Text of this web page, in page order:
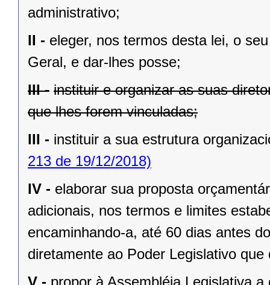
administrativo;
II - eleger, nos termos desta lei, o
Geral, e dar-lhes posse;
III - instituir e organizar as suas
que lhes forem vinculadas;
III - instituir a sua estrutura
213 de 19/12/2018)
IV - elaborar sua proposta
adicionais, nos termos e limites
encaminhando-a, até 60 dias antes
diretamente ao Poder Legislativo